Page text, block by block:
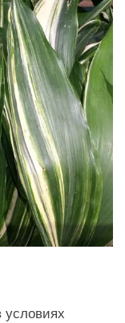
условиях